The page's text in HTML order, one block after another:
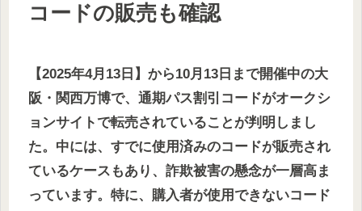
コードの販売も確認
【2025年4月13日】から10月13日まで開催中の大
阪・関西万博で、通期パス割引コードがオークシ
ョンサイトで転売されていることが判明しまし
た。中には、すでに使用済みのコードが販売され
ているケースもあり、詐欺被害の懸念が一層高ま
っています。特に、購入者が使用できないコード